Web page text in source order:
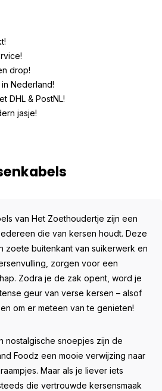
drop!
Nederland!
DHL & PostNL!
jasje!
van Het Zoethoudertje zijn een
die van kersen houdt. Deze
zoete buitenkant van suikerwerk en
zorgen voor een
Zodra je de zak opent, word je
geur van verse kersen – alsof
om er meteen van te genieten!
nostalgische snoepjes zijn de
Foodz een mooie verwijzing naar
Maar als je liever iets
die vertrouwde kersensmaak